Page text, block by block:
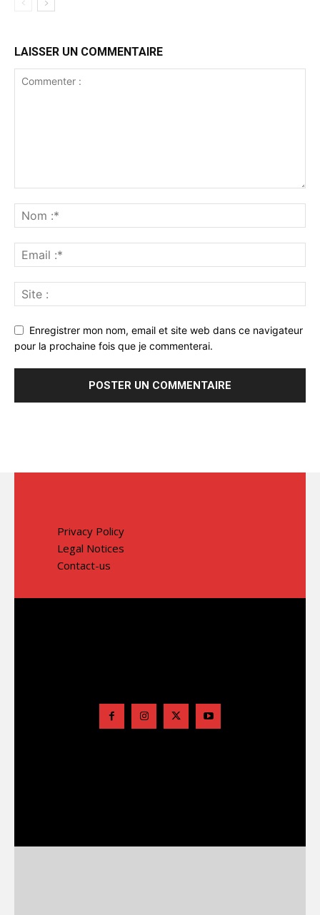
LAISSER UN COMMENTAIRE
Enregistrer mon nom, email et site web dans ce navigateur
pour la prochaine fois que je commenterai.
Privacy Policy
Legal Notices
Contact-us